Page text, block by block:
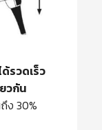
ด้รวดเร็ว
วกัน
ง 30%